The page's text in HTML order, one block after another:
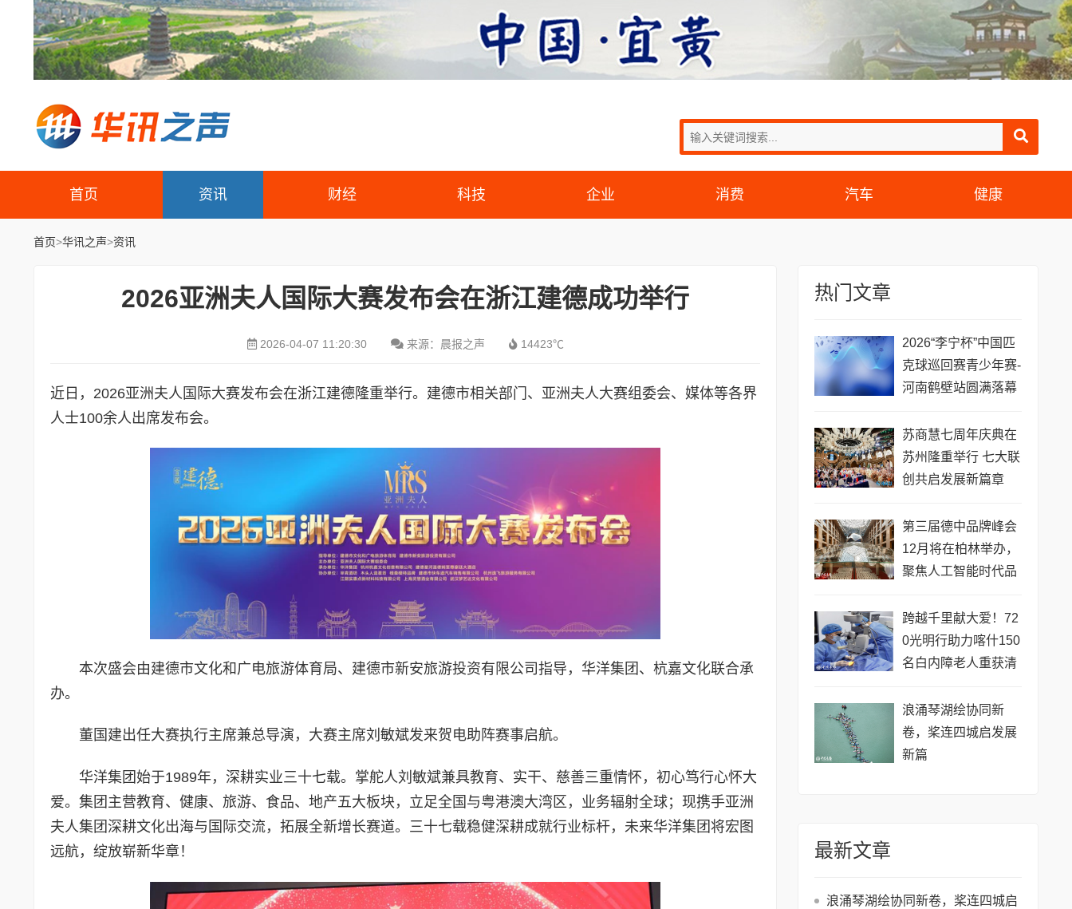
首页 资讯 财经 科技 企业 消费 汽车 健康
首页>华讯之声>资讯
​2026亚洲夫人国际大赛发布会在浙江建德成功举行
2026-04-07 11:20:30 来源：晨报之声 14423℃
近日，2026亚洲夫人国际大赛发布会在浙江建德隆重举行。建德市相关部门、亚洲夫人大赛组委会、媒体等各界
人士100余人出席发布会。
本次盛会由建德市文化和广电旅游体育局、建德市新安旅游投资有限公司指导，华洋集团、杭嘉文化联合承
办。
董国建出任大赛执行主席兼总导演，大赛主席刘敏斌发来贺电助阵赛事启航。
华洋集团始于1989年，深耕实业三十七载。掌舵人刘敏斌兼具教育、实干、慈善三重情怀，初心笃行心怀大
爱。集团主营教育、健康、旅游、食品、地产五大板块，立足全国与粤港澳大湾区，业务辐射全球；现携手亚洲
夫人集团深耕文化出海与国际交流，拓展全新增长赛道。三十七载稳健深耕成就行业标杆，未来华洋集团将宏图
远航，绽放崭新华章！
热门文章
2026“李宁杯”中国匹
克球巡回赛青少年赛-
河南鹤壁站圆满落幕
苏商慧七周年庆典在
苏州隆重举行 七大联
创共启发展新篇章
第三届德中品牌峰会
12月将在柏林举办，
聚焦人工智能时代品
跨越千里献大爱！72
0光明行助力喀什150
名白内障老人重获清
浪涌琴湖绘协同新
卷，桨连四城启发展
新篇
最新文章
浪涌琴湖绘协同新卷，桨连四城启